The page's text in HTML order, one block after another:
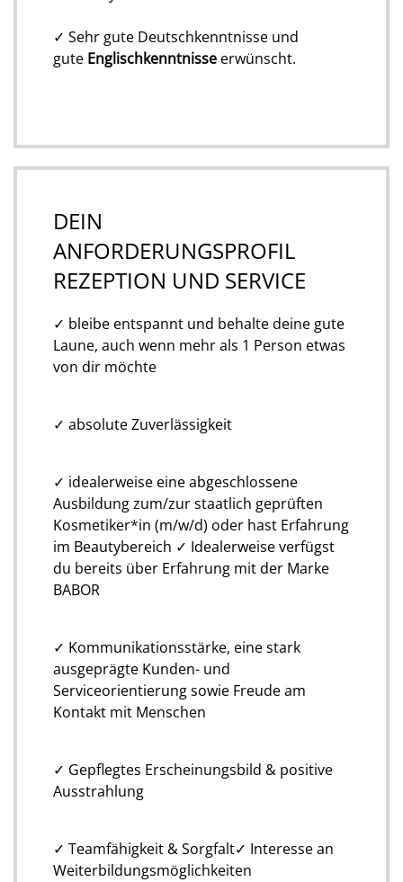
✓ Sehr gute Deutschkenntnisse und
gute Englischkenntnisse erwünscht.
DEIN
ANFORDERUNGSPROFIL
REZEPTION UND SERVICE
✓ bleibe entspannt und behalte deine gute
Laune, auch wenn mehr als 1 Person etwas
von dir möchte
✓ absolute Zuverlässigkeit
✓ idealerweise eine abgeschlossene
Ausbildung zum/zur staatlich geprüften
Kosmetiker*in (m/w/d) oder hast Erfahrung
im Beautybereich ✓ Idealerweise verfügst
du bereits über Erfahrung mit der Marke
BABOR
✓ Kommunikationsstärke, eine stark
ausgeprägte Kunden- und
Serviceorientierung sowie Freude am
Kontakt mit Menschen
✓ Gepflegtes Erscheinungsbild & positive
Ausstrahlung
✓ Teamfähigkeit & Sorgfalt✓ Interesse an
Weiterbildungsmöglichkeiten